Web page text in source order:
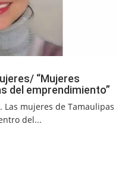
“Mujeres
del emprendimiento”
Las mujeres de Tamaulipas
del...